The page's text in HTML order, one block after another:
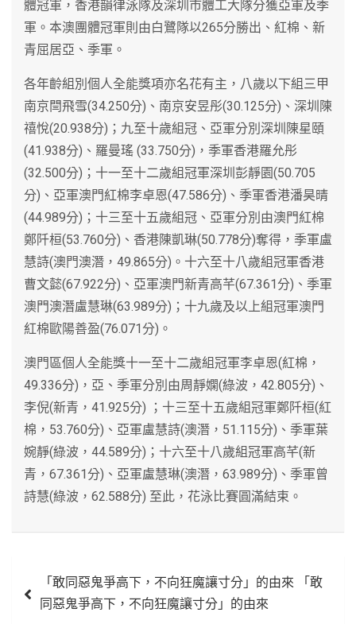
體冠軍，香港韻律泳隊及深圳市體工大隊分獲亞軍及季
軍。本澳團體冠軍則由白鷺隊以265分勝出、紅棉、新
青屈居亞、季軍。
各年齡組別個人全能獎項亦名花有主，八歲以下組三甲
南京閆飛雪(34.250分)、南京安昱彤(30.125分)、深圳陳
禧悅(20.938分)；九至十歲組冠、亞軍分別深圳陳星頤
(41.938分)、羅曼瑤 (33.750分)，季軍香港羅允彤
(32.500分)；十一至十二歲組冠軍深圳彭靜園(50.705
分)、亞軍澳門紅棉李卓恩(47.586分)、季軍香港潘昊晴
(44.989分)；十三至十五歲組冠、亞軍分別由澳門紅棉
鄭阡桓(53.760分)、香港陳凱琳(50.778分)奪得，季軍盧
慧詩(澳門澳潛，49.865分)。十六至十八歲組冠軍香港
曹文懿(67.922分)、亞軍澳門新青高芊(67.361分)、季軍
澳門澳潛盧慧琳(63.989分)；十九歲及以上組冠軍澳門
紅棉歐陽善盈(76.071分)。
澳門區個人全能獎十一至十二歲組冠軍李卓恩(紅棉，
49.336分)，亞、季軍分別由周靜嫻(綠波，42.805分)、
李倪(新青，41.925分) ；十三至十五歲組冠軍鄭阡桓(紅
棉，53.760分)、亞軍盧慧詩(澳潛，51.115分)、季軍葉
婉靜(綠波，44.589分)；十六至十八歲組冠軍高芊(新
青，67.361分)、亞軍盧慧琳(澳潛，63.989分)、季軍曾
詩慧(綠波，62.588分) 至此，花泳比賽圓滿結束。
章
「敢同惡鬼爭高下，不向狂魔讓寸分」的由來 「敢
同惡鬼爭高下，不向狂魔讓寸分」的由來